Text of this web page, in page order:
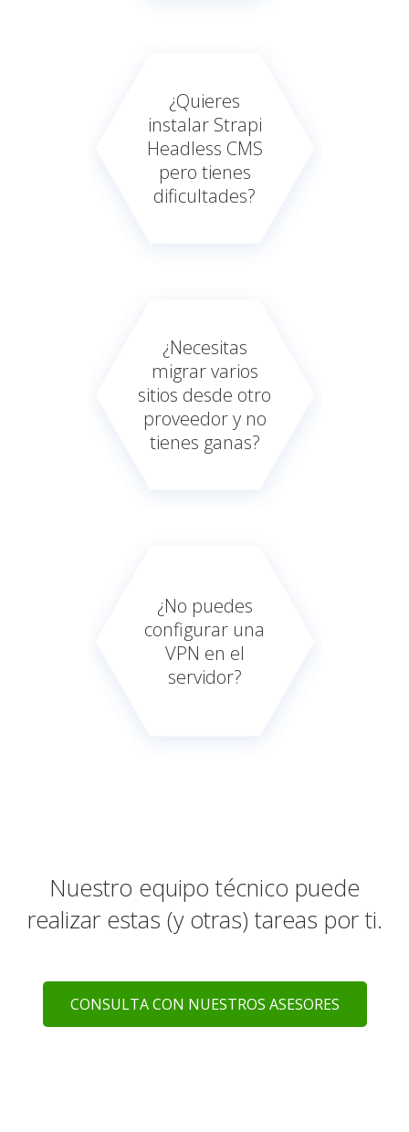
¿Quieres
instalar Strapi
Headless CMS
pero tienes
dificultades?
¿Necesitas
migrar varios
sitios desde otro
proveedor y no
tienes ganas?
¿No puedes
configurar una
VPN en el
servidor?
Nuestro equipo técnico puede
realizar estas (y otras) tareas por ti.
CONSULTA CON NUESTROS ASESORES